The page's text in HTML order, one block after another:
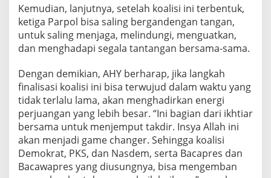
Kemudian, lanjutnya, setelah koalisi ini terbentuk,
ketiga Parpol bisa saling bergandengan tangan,
untuk saling menjaga, melindungi, menguatkan,
dan menghadapi segala tantangan bersama-sama.
Dengan demikian, AHY berharap, jika langkah
finalisasi koalisi ini bisa terwujud dalam waktu yang
tidak terlalu lama, akan menghadirkan energi
perjuangan yang lebih besar. “Ini bagian dari ikhtiar
bersama untuk menjemput takdir. Insya Allah ini
akan menjadi game changer. Sehingga koalisi
Demokrat, PKS, dan Nasdem, serta Bacapres dan
Bacawapres yang diusungnya, bisa mengemban